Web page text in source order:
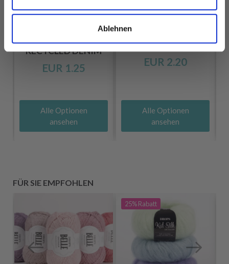
Ablehnen
RECYCLED DENIM
EUR 1.25
Alle Optionen
ansehen
DROPS KARISMA
EUR 2.20
Alle Optionen
ansehen
FÜR SIE EMPFOHLEN
25%Rabatt